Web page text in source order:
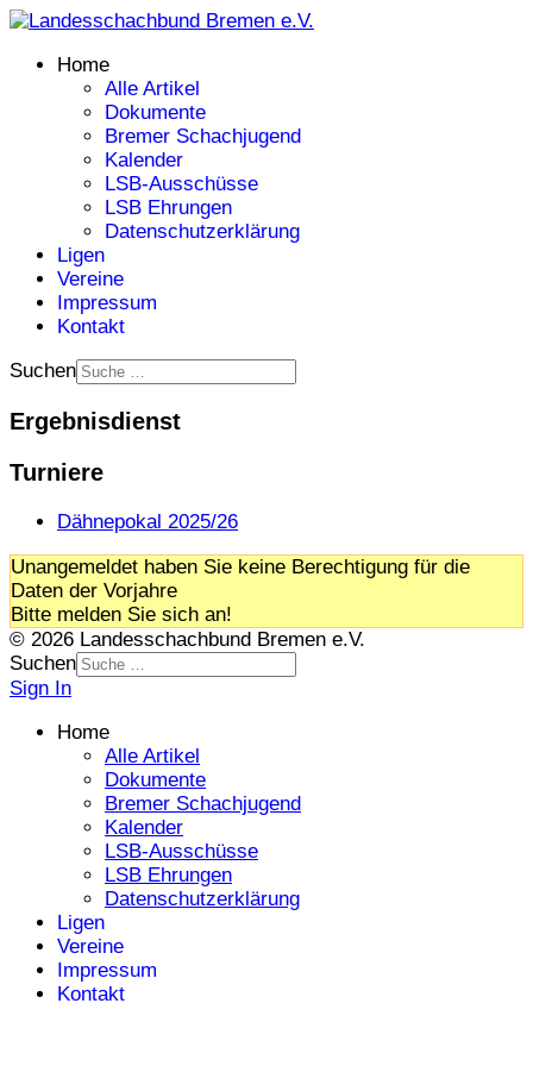
Home
Alle Artikel
Dokumente
Bremer Schachjugend
Kalender
LSB-Ausschüsse
LSB Ehrungen
Datenschutzerklärung
Ligen
Vereine
Impressum
Kontakt
Suchen
Ergebnisdienst
Turniere
Dähnepokal 2025/26
Unangemeldet haben Sie keine Berechtigung für die
Daten der Vorjahre
Bitte melden Sie sich an!
© 2026 Landesschachbund Bremen e.V.
Suchen
Sign In
Home
Alle Artikel
Dokumente
Bremer Schachjugend
Kalender
LSB-Ausschüsse
LSB Ehrungen
Datenschutzerklärung
Ligen
Vereine
Impressum
Kontakt